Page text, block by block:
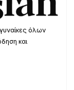
όλων
και